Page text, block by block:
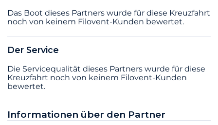
Das Boot dieses Partners wurde für diese Kreuzfahrt
noch von keinem Filovent-Kunden bewertet.
Der Service
Die Servicequalität dieses Partners wurde für diese
Kreuzfahrt noch von keinem Filovent-Kunden
bewertet.
Informationen über den Partner